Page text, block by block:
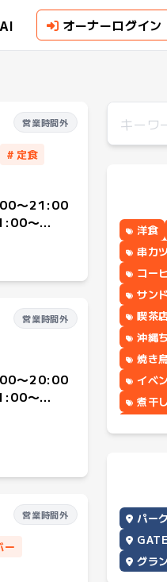
オーナーログイン
営業時間外
# 定食
〜21:00
〜
営業時間外
〜20:00
〜
営業時間外
ー
洋食
串カツ
コー
サン
喫茶
沖縄
焼き
イベ
煮干
パー
グラ